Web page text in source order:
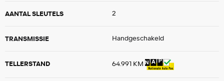
AANTAL SLEUTELS 2
TRANSMISSIE Handgeschakeld
TELLERSTAND 64.991 KM